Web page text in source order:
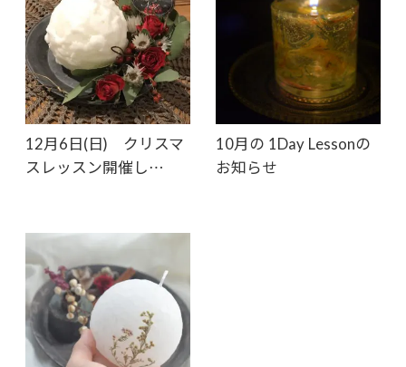
12月6日(日) クリスマ
スレッスン開催し…
10月の 1Day Lessonの
お知らせ